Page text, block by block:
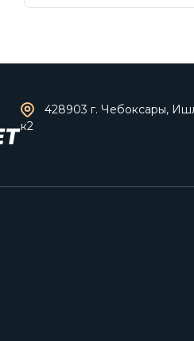
428903 г. Чебоксары,
к2